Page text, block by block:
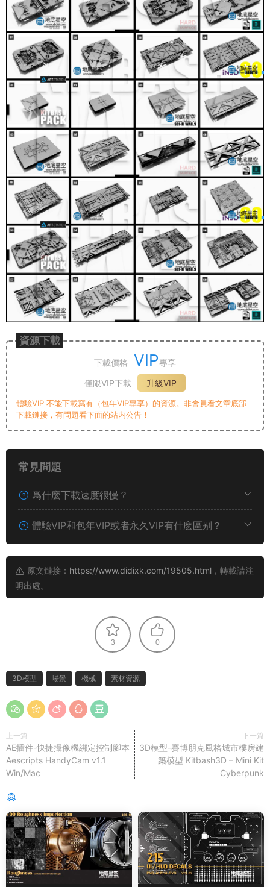
資源下載
下載價格 VIP專享
僅限VIP下載
升級VIP
體驗VIP 不能下載寫有（包年VIP專享）的資源。非會員看文章底部
下載鏈接，有問題看下面的站内公告！
常見問題
爲什麽下載速度很慢？
體驗VIP和包年VIP或者永久VIP有什麽區别？
原文鏈接： https://www.didixk.com/19505.html ，轉載請注
明出處。
3 0
3D模型 場景 機械 素材資源
上一篇
AE插件-快捷攝像機綁定控制腳本
Aescripts HandyCam v1.1
Win/Mac
下一篇
3D模型-賽博朋克風格城市樓房建
築模型 Kitbash3D – Mini Kit
Cyberpunk